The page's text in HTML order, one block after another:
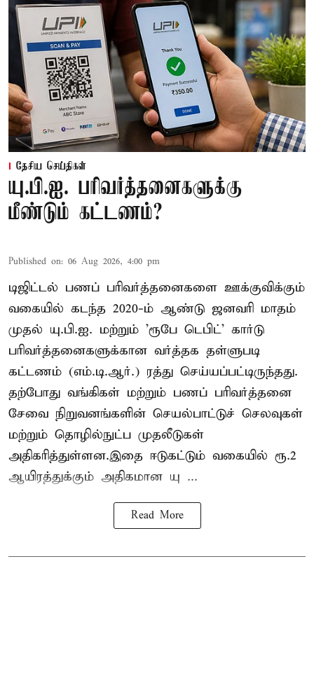
தேசிய செய்திகள்
யு.பி.ஐ. பரிவர்த்தனைகளுக்கு
மீண்டும் கட்டணம்?
Published on: 06 Aug 2026, 4:00 pm
டிஜிட்டல் பணப் பரிவர்த்தனைகளை ஊக்குவிக்கும்
வகையில் கடந்த 2020-ம் ஆண்டு ஜனவரி மாதம்
முதல் யு.பி.ஐ. மற்றும் 'ரூபே டெபிட்' கார்டு
பரிவர்த்தனைகளுக்கான வர்த்தக தள்ளுபடி
கட்டணம் (எம்.டி.ஆர்.) ரத்து செய்யப்பட்டிருந்தது.
தற்போது வங்கிகள் மற்றும் பணப் பரிவர்த்தனை
சேவை நிறுவனங்களின் செயல்பாட்டுச் செலவுகள்
மற்றும் தொழில்நுட்ப முதலீடுகள்
அதிகரித்துள்ளன.இதை ஈடுகட்டும் வகையில் ரூ.2
ஆயிரத்துக்கும் அதிகமான யு ...
Read More